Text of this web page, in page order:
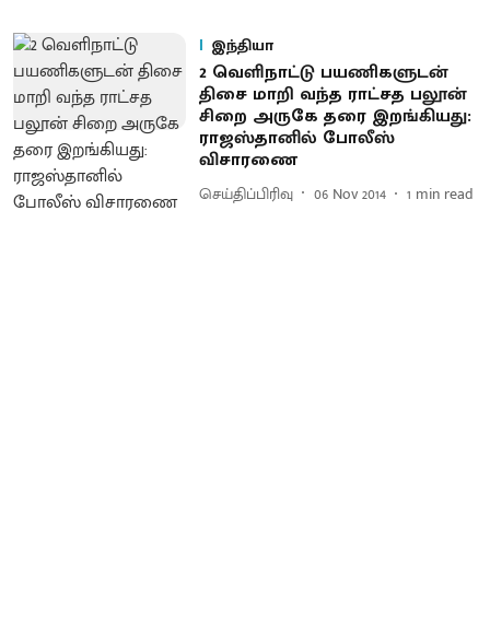
இந்தியா
2 வெளிநாட்டு பயணிகளுடன்
திசை மாறி வந்த ராட்சத பலூன்
சிறை அருகே தரை இறங்கியது:
ராஜஸ்தானில் போலீஸ்
விசாரணை
செய்திப்பிரிவு 06 Nov 2014 1 min read